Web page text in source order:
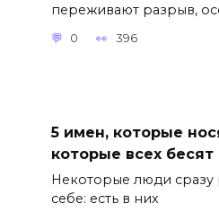
переживают разрыв,
0 396
5 имен, которые
которые всех бесят
Некоторые люди сразу
себе: есть в них